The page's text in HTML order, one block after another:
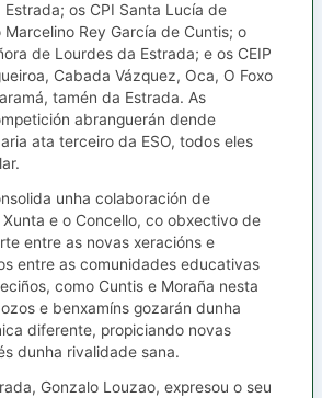
Estrada; os CPI Santa Lucía de
Marcelino Rey García de Cuntis; o
de Lourdes da Estrada; e os CEIP
Cabada Vázquez, Oca, O Foxo
tamén da Estrada. As
abranguerán dende
ata terceiro da ESO, todos eles
unha colaboración de
e o Concello, co obxectivo de
entre as novas xeracións e
entre as comunidades educativas
como Cuntis e Moraña nesta
e benxamíns gozarán dunha
diferente, propiciando novas
dunha rivalidade sana.
Gonzalo Louzao, expresou o seu